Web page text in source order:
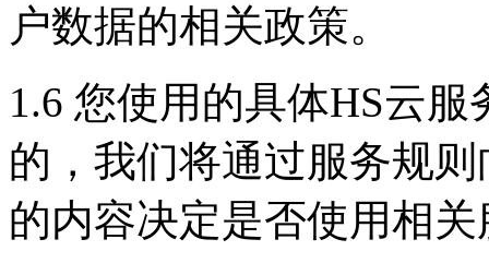
户数据的相关政策。
1.6 您使用的具体HS云
的，我们将通过服务规
的内容决定是否使用相关